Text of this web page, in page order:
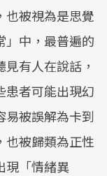
也被視為是思覺
」中，最普遍的
有人在說話，
患者可能出現幻
易被誤解為卡到
也被歸類為正性
現「情緒異